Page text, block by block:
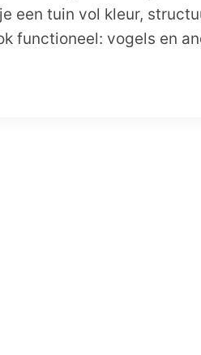
een tuin vol kleur,
functioneel: vogels en